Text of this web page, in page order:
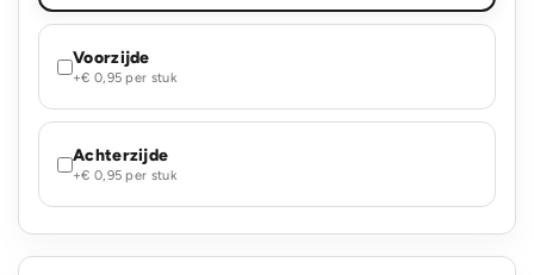
Voorzijde
+€ 0,95 per stuk
Achterzijde
+€ 0,95 per stuk